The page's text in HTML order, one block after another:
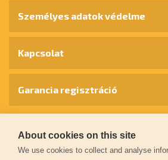
© 2026 extol.hu - Minden
Személyes adatok védelme
Kapcsolat
Garancia regisztráció
About cookies on this site
We use cookies to collect and analyse